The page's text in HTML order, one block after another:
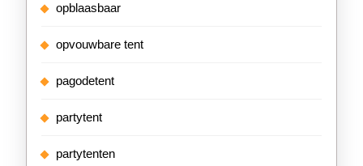
opblaasbaar
opvouwbare tent
pagodetent
partytent
partytenten